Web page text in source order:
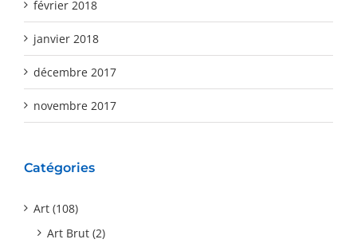
février 2018
janvier 2018
décembre 2017
novembre 2017
Catégories
Art (108)
Art Brut (2)